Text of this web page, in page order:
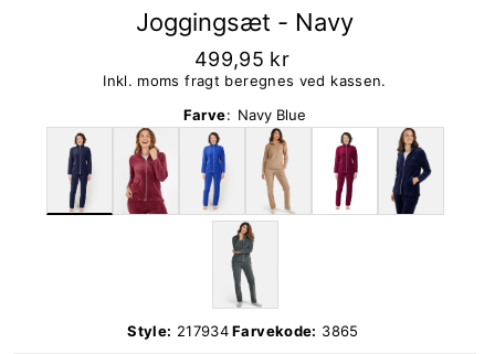
Joggingsæt - Navy
499,95 kr
Inkl. moms fragt beregnes ved kassen.
Farve: Navy Blue
Style: 217934Farvekode: 3865